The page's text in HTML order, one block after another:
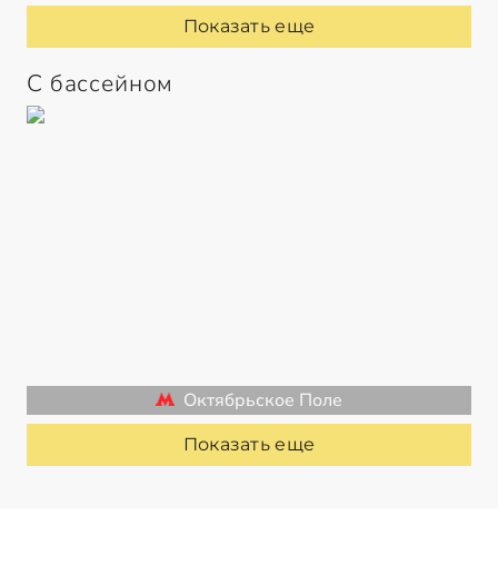
Показать еще
С бассейном
Октябрьское Поле
Показать еще